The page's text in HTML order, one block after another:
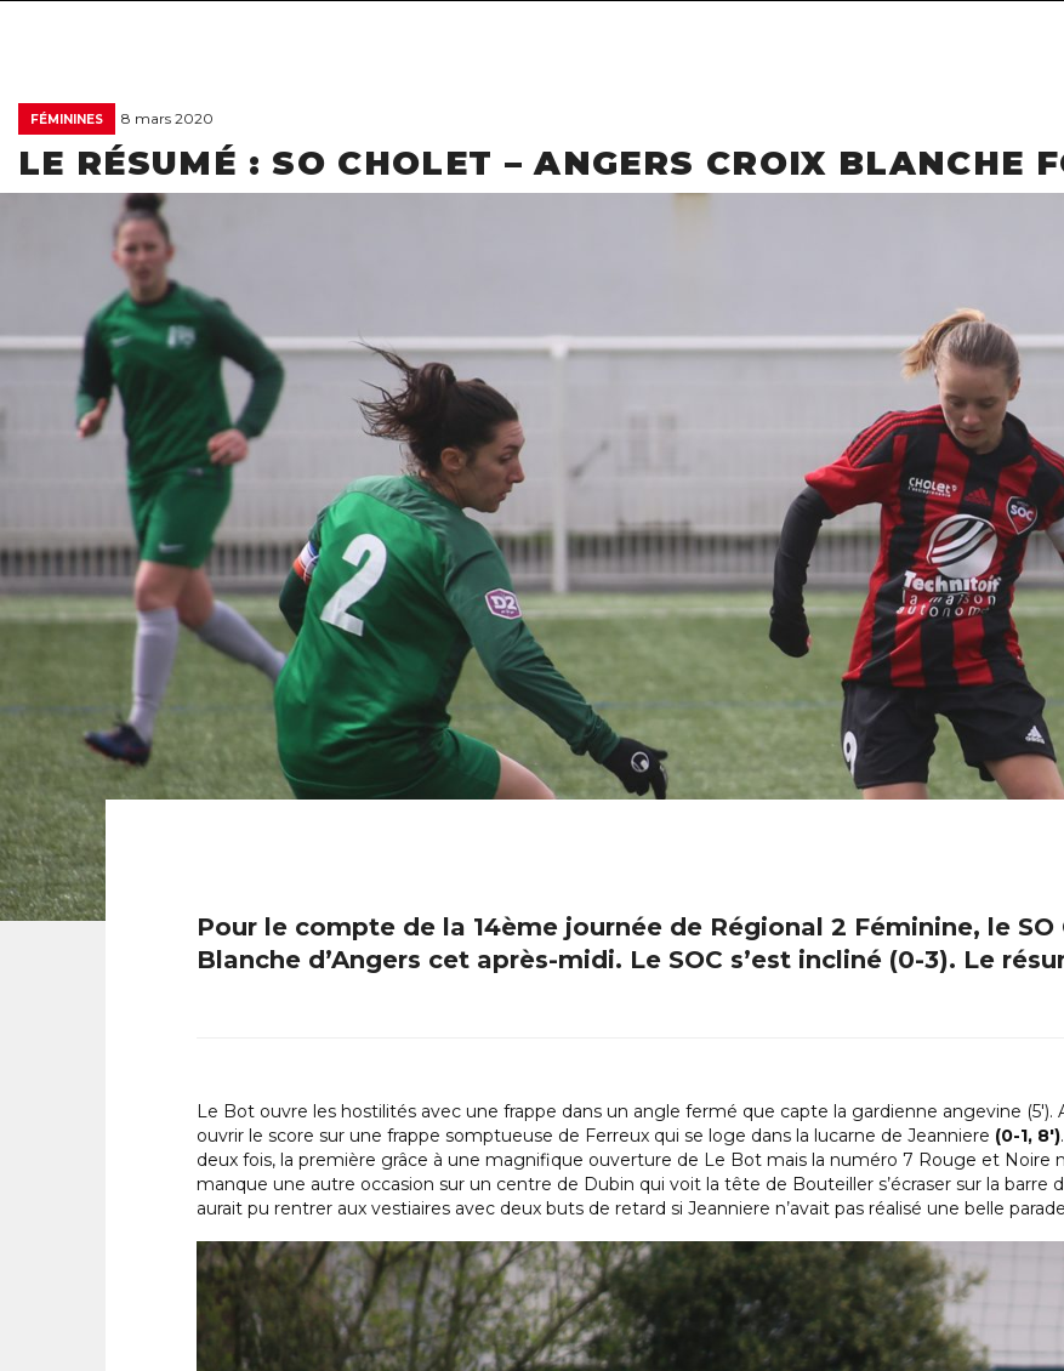
FÉMININES 8 mars 2020
LE RÉSUMÉ : SO CHOLET – ANGERS CROIX BLANCHE
Pour le compte de la 14ème journée de Régional 2 Féminine, le
Blanche d’Angers cet après-midi. Le SOC s’est incliné (0-3). Le
Le Bot ouvre les hostilités avec une frappe dans un angle fermé que capte la gardienne angevine
ouvrir le score sur une frappe somptueuse de Ferreux qui se loge dans la lucarne de Jeanniere (0-1, 8′)
deux fois, la première grâce à une magnifique ouverture de Le Bot mais la numéro 7 Rouge et Noire
manque une autre occasion sur un centre de Dubin qui voit la tête de Bouteiller s’écraser sur la barre
aurait pu rentrer aux vestiaires avec deux buts de retard si Jeanniere n’avait pas réalisé une belle